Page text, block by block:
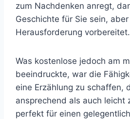
zum Nachdenken anregt,
Geschichte für Sie sein,
Herausforderung vorbereitet.
Was kostenlose jedoch am
beeindruckte, war die
eine Erzählung zu schaffen,
ansprechend als auch leicht
perfekt für einen